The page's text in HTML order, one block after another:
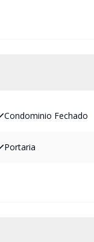
Condominio Fechado
Portaria